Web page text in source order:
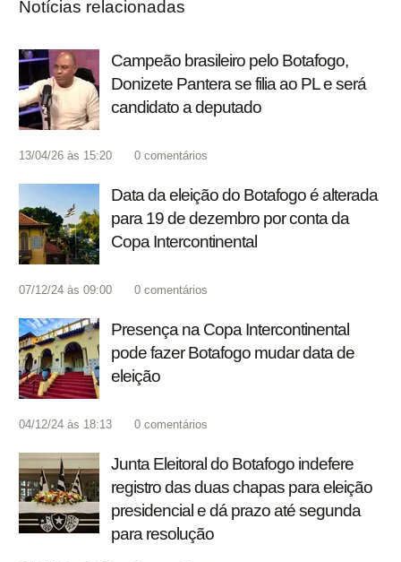
Notícias relacionadas
Campeão brasileiro pelo Botafogo,
Donizete Pantera se filia ao PL e será
candidato a deputado
13/04/26 às 15:20 0 comentários
Data da eleição do Botafogo é alterada
para 19 de dezembro por conta da
Copa Intercontinental
07/12/24 às 09:00 0 comentários
Presença na Copa Intercontinental
pode fazer Botafogo mudar data de
eleição
04/12/24 às 18:13 0 comentários
Junta Eleitoral do Botafogo indefere
registro das duas chapas para eleição
presidencial e dá prazo até segunda
para resolução